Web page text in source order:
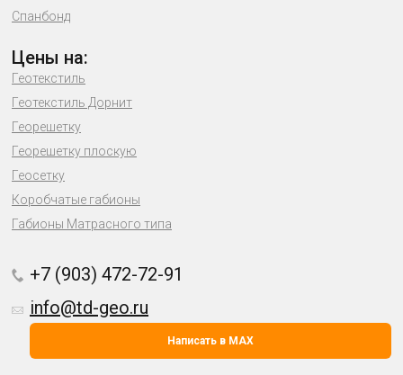
Спанбонд
Цены на:
Геотекстиль
Геотекстиль Дорнит
Георешетку
Георешетку плоскую
Геосетку
Коробчатые габионы
Габионы Матрасного типа
+7 (903) 472-72-91
info@td-geo.ru
Написать в MAX